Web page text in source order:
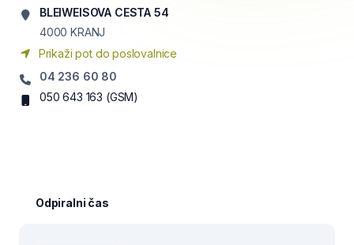
BLEIWEISOVA CESTA 54
4000 KRANJ
Prikaži pot do poslovalnice
04 236 60 80
050 643 163 (GSM)
Odpiralni čas